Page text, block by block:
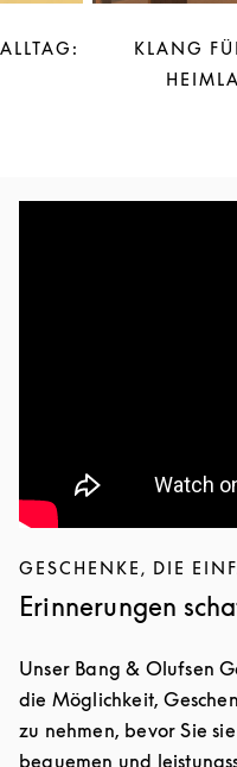
KLANG
GESCHENKE, DIE
Erinnerungen
Unser Bang & Olufsen
die Möglichkeit,
zu nehmen, bevor Sie
bequemen und